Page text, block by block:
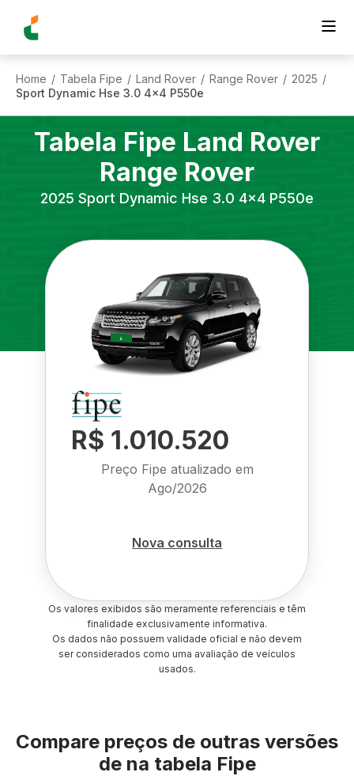
Home / Tabela Fipe / Land Rover / Range Rover / 2025 /
Sport Dynamic Hse 3.0 4x4 P550e
Tabela Fipe Land Rover
Range Rover
2025 Sport Dynamic Hse 3.0 4x4 P550e
R$ 1.010.520
Preço Fipe atualizado em
Ago/2026
Nova consulta
Os valores exibidos são meramente referenciais e têm
finalidade exclusivamente informativa.
Os dados não possuem validade oficial e não devem
ser considerados como uma avaliação de veículos
usados.
Compare preços de outras versões
de na tabela Fipe